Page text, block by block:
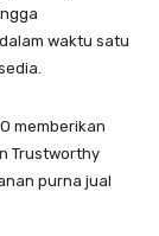
waktu satu
memberikan
Trustworthy
purna jual